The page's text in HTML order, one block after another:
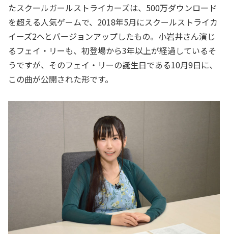
たスクールガールストライカーズは、500万ダウンロード
を超える人気ゲームで、2018年5月にスクールストライカ
イーズ2へとバージョンアップしたもの。小岩井さん演じ
るフェイ・リーも、初登場から3年以上が経過しているそ
うですが、そのフェイ・リーの誕生日である10月9日に、
この曲が公開された形です。